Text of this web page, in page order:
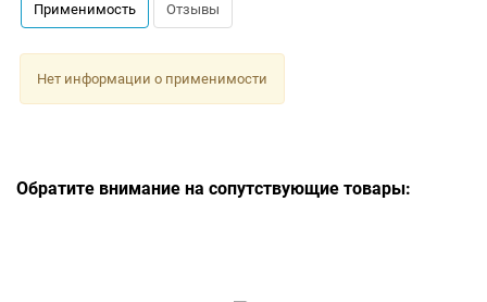
Применимость Отзывы
Нет информации о применимости
Обратите внимание на сопутствующие товары: